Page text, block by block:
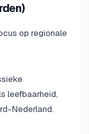
op regionale
leefbaarheid,
Nederland.